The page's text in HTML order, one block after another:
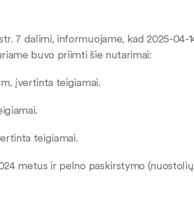
7 dalimi, informuojame, kad 2025-04-
buvo priimti šie nutarimai:
įvertinta teigiamai.
teigiamai.
metus ir pelno paskirstymo